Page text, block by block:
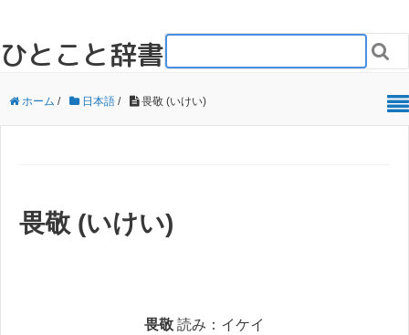
ひとこと辞書 
ホーム / 日本語 / 畏敬 (いけい)
畏敬 (いけい)
畏敬 読み：イケイ